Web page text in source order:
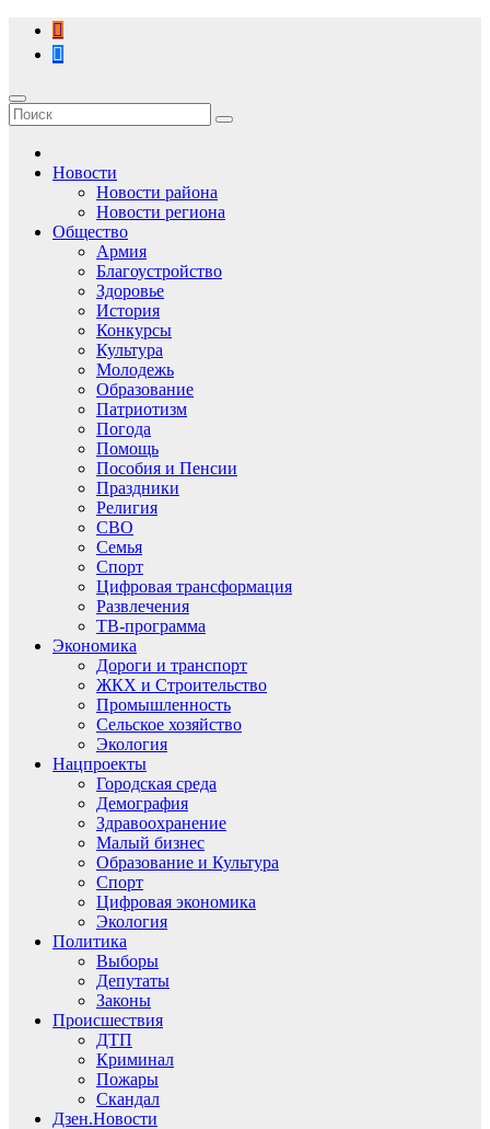
Перейти
содержимому
Новости
Новости района
Новости региона
Общество
Армия
Благоустройство
Здоровье
История
Конкурсы
Культура
Молодежь
Образование
Патриотизм
Погода
Помощь
Пособия и Пенсии
Праздники
Религия
СВО
Семья
Спорт
Цифровая трансформация
Развлечения
ТВ-программа
Экономика
Дороги и транспорт
ЖКХ и Строительство
Промышленность
Сельское хозяйство
Экология
Нацпроекты
Городская среда
Демография
Здравоохранение
Малый бизнес
Образование и Культура
Спорт
Цифровая экономика
Экология
Политика
Выборы
Депутаты
Законы
Происшествия
ДТП
Криминал
Пожары
Скандал
Дзен.Новости